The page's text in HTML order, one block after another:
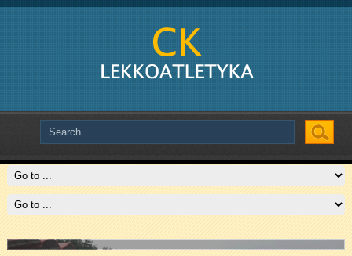
Slide # 2
Czytaj więcej